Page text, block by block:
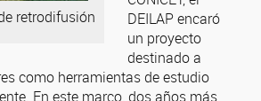
retrodifusión
DEILAP encaró
un proyecto
destinado a
como herramientas de estudio
En este marco, dos años más